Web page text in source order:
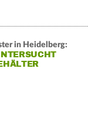
in Heidelberg: